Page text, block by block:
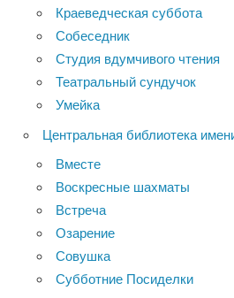
Краеведческая суббота
Собеседник
Студия вдумчивого чтения
Театральный сундучок
Умейка
Центральная библиотека
Вместе
Воскресные шахматы
Встреча
Озарение
Совушка
Субботние Посиделки